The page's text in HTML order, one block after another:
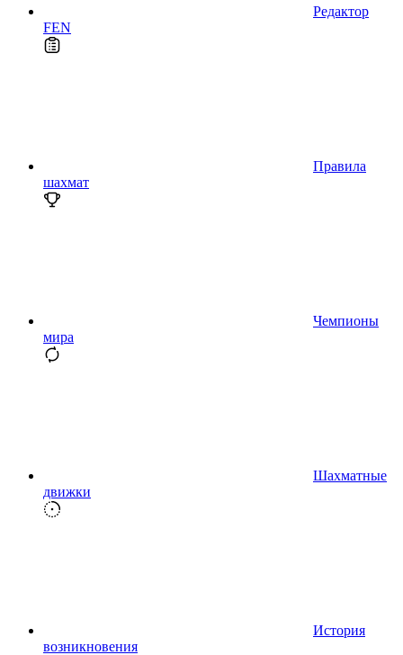
Редактор
FEN
Правила
шахмат
Чемпионы
мира
Шахматные
движки
История
возникновения